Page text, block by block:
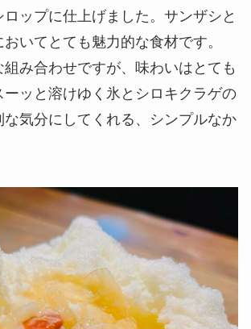
ロップに仕上げました。サンザシと
いてとても魅力的な食材です。
み合わせですが、味わいはとても
ーッと溶けゆく氷とシロキクラゲの
気分にしてくれる、シンプルなか